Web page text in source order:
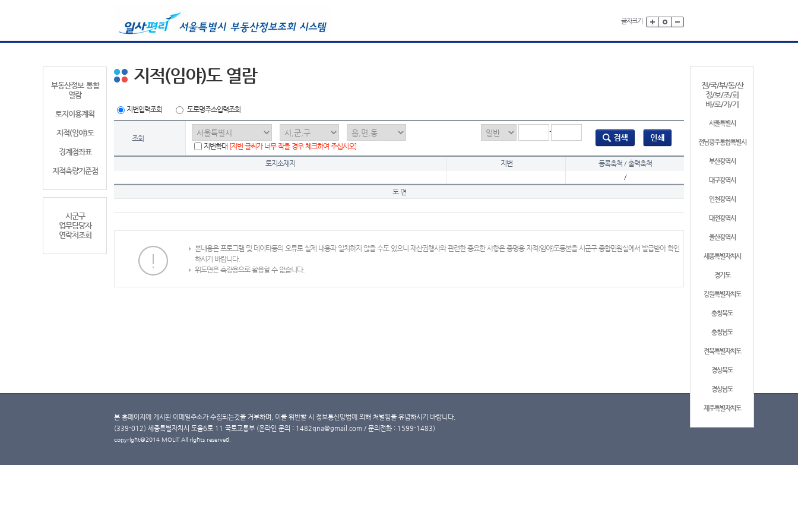
글자크기
부동산정보 통합
열람
토지이용계획
지적(임야)도
경계점좌표
지적측량기준점
시군구
업무담당자
연락처조회
전/국/부/동/산
정/보/조/회
바/로/가/기
서울특별시
전남광주통합특별시
부산광역시
대구광역시
인천광역시
대전광역시
울산광역시
세종특별자치시
경기도
강원특별자치도
충청북도
충청남도
전북특별자치도
경상북도
경상남도
제주특별자치도
지적(임야)도 열람
지번입력조회 도로명주소입력조회
조회
-
지번확대 [지번 글씨가 너무 작을 경우 체크하여 주십시오]
토지소재지 지번
등록축척 / 출력축척
/
도 면
본내용은 프로그램 및 데이타등의 오류로 실제 내용과 일치하지 않을 수도 있으니 재산권행사와 관련한 중요한 사항은 증명용 지적(임야)도등본을 시군구 종합민원실에서 발급받아 확인
하시기 바랍니다.
위도면은 측량용으로 활용할 수 없습니다.
본 홈페이지에 게시된 이메일주소가 수집되는것을 거부하며, 이를 위반할 시 정보통신망법에 의해 처벌됨을 유념하시기 바랍니다.
(339-012) 세종특별자치시 도움6로 11 국토교통부 (온라인 문의 : 1482qna@gmail.com / 문의전화 : 1599-1483)
copyright@2014 MOLIT All rights reserved.